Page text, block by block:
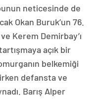
neticesinde de
Okan Buruk’un 76.
Kerem Demirbay’ı
açık bir
belkemiği
defansta ve
Barış Alper